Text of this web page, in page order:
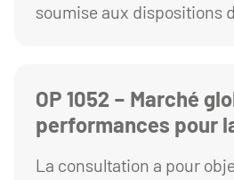
soumise aux dispositions
OP 1052 – Marché
performances pour
La consultation a pour